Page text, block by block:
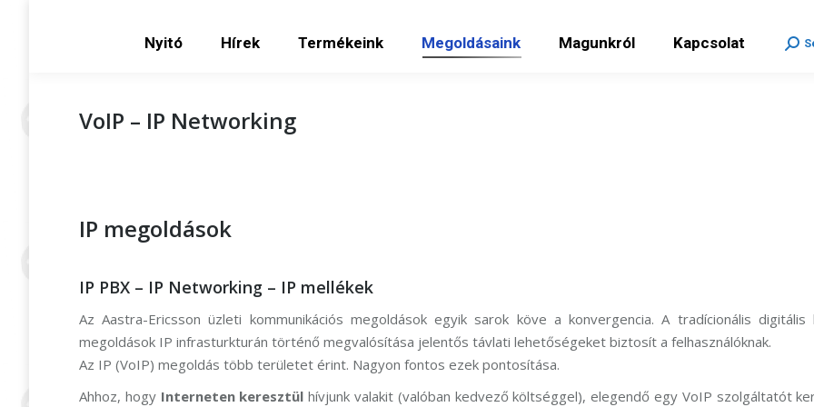
Nyitó Hírek Termékeink Megoldásaink Magunkról Kapcsolat
VoIP – IP Networking
IP megoldások
IP PBX – IP Networking – IP mellékek
Az Aastra-Ericsson üzleti kommunikációs megoldások egyik sarok köve a konvergencia. A tradícionális digitális
megoldások IP infrasturkturán történő megvalósítása jelentős távlati lehetőségeket biztosít a felhasználóknak.
Az IP (VoIP) megoldás több területet érint. Nagyon fontos ezek pontosítása.
Ahhoz, hogy Interneten keresztül hívjunk valakit (valóban kedvező költséggel), elegendő egy VoIP szolgáltatót